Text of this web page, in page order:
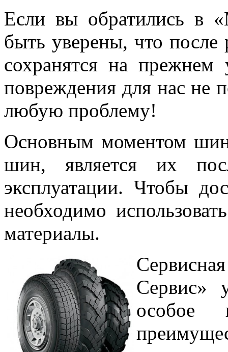
Если вы обратились в
быть уверены, что после
сохранятся на прежнем
повреждения для нас не
любую проблему!
Основным моментом
шин, является их
эксплуатации. Чтобы
необходимо
материалы.
Сервис»
особое